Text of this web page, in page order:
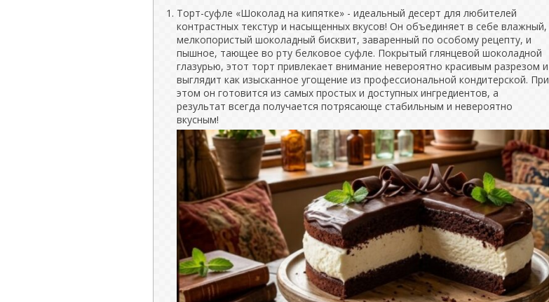
Торт-суфле «Шоколад на кипятке» - идеальный десерт для любителей
контрастных текстур и насыщенных вкусов! Он объединяет в себе влажный,
мелкопористый шоколадный бисквит, заваренный по особому рецепту, и
пышное, тающее во рту белковое суфле. Покрытый глянцевой шоколадной
глазурью, этот торт привлекает внимание невероятно красивым разрезом и
выглядит как изысканное угощение из профессиональной кондитерской. При
этом он готовится из самых простых и доступных ингредиентов, а
результат всегда получается потрясающе стабильным и невероятно
вкусным!